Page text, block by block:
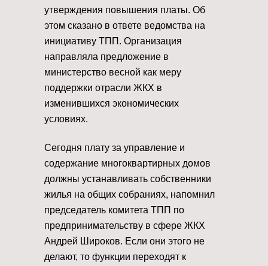
утверждения повышения платы. Об
этом сказано в ответе ведомства на
инициативу ТПП. Организация
направляла предложение в
министерство весной как меру
поддержки отрасли ЖКХ в
изменившихся экономических
условиях.
Сегодня плату за управление и
содержание многоквартирных домов
должны устанавливать собственники
жилья на общих собраниях, напомнил
председатель комитета ТПП по
предпринимательству в сфере ЖКХ
Андрей Широков. Если они этого не
делают, то функции переходят к